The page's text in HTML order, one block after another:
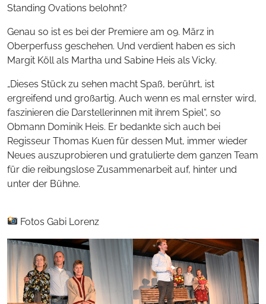
Standing Ovations belohnt?
Genau so ist es bei der Premiere am 09. März in
Oberperfuss geschehen. Und verdient haben es sich
Margit Köll als Martha und Sabine Heis als Vicky.
„Dieses Stück zu sehen macht Spaß, berührt, ist
ergreifend und großartig. Auch wenn es mal ernster wird,
faszinieren die Darstellerinnen mit ihrem Spiel“, so
Obmann Dominik Heis. Er bedankte sich auch bei
Regisseur Thomas Kuen für dessen Mut, immer wieder
Neues auszuprobieren und gratulierte dem ganzen Team
für die reibungslose Zusammenarbeit auf, hinter und
unter der Bühne.
Fotos Gabi Lorenz